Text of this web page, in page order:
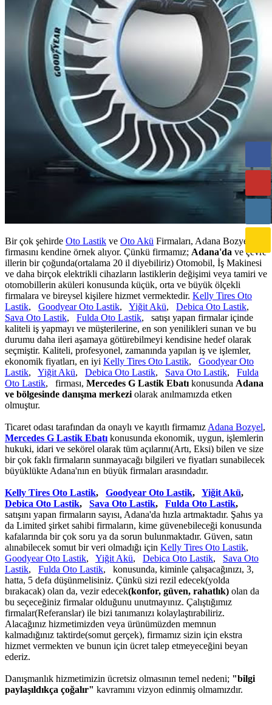
Bir çok şehirde Oto Lastik ve Oto Akü Firmaları, Adana Bozyel
firmasını kendine örnek alıyor. Çünkü firmamız; Adana'da ve çevre
illerin bir çoğunda(ortalama 20 il diyebiliriz) Otomobil, İş Makinesi
ve daha birçok elektrikli cihazların lastiklerin değişimi veya tamiri ve
otomobillerin aküleri konusunda küçük, orta ve büyük ölçekli
firmalara ve bireysel kişilere hizmet vermektedir. Kelly Tires Oto
Lastik, Goodyear Oto Lastik, Yiğit Akü, Debica Oto Lastik,
Sava Oto Lastik, Fulda Oto Lastik, satışı yapan firmalar içinde
kaliteli iş yapmayı ve müşterilerine, en son yenilikleri sunan ve bu
durumu daha ileri aşamaya götürebilmeyi kendisine hedef olarak
seçmiştir. Kaliteli, profesyonel, zamanında yapılan iş ve işlemler,
ekonomik fiyatları, en iyi Kelly Tires Oto Lastik, Goodyear Oto
Lastik, Yiğit Akü, Debica Oto Lastik, Sava Oto Lastik, Fulda
Oto Lastik, firması, Mercedes G Lastik Ebatı konusunda Adana
ve bölgesinde danışma merkezi olarak anılmamızda etken
olmuştur.
Ticaret odası tarafından da onaylı ve kayıtlı firmamız Adana Bozyel,
Mercedes G Lastik Ebatı konusunda ekonomik, uygun, işlemlerin
hukuki, idari ve sekörel olarak tüm açılarını(Artı, Eksi) bilen ve size
bir çok faklı firmaların sunmayacağı bilgileri ve fiyatları sunabilecek
büyüklükte Adana'nın en büyük firmaları arasındadır.
Kelly Tires Oto Lastik, Goodyear Oto Lastik, Yiğit Akü,
Debica Oto Lastik, Sava Oto Lastik, Fulda Oto Lastik,
satışını yapan firmaların sayısı, Adana'da hızla artmaktadır. Şahıs ya
da Limited şirket sahibi firmaların, kime güvenebileceği konusunda
kafalarında bir çok soru ya da sorun bulunmaktadır. Güven, satın
alınabilecek somut bir veri olmadığı için Kelly Tires Oto Lastik,
Goodyear Oto Lastik, Yiğit Akü, Debica Oto Lastik, Sava Oto
Lastik, Fulda Oto Lastik, konusunda, kiminle çalışacağınızı, 3,
hatta, 5 defa düşünmelisiniz. Çünkü sizi rezil edecek(yolda
bırakacak) olan da, vezir edecek(konfor, güven, rahatlık) olan da
bu seçeceğiniz firmalar olduğunu unutmayınız. Çalıştığımız
firmalar(Referanslar) ile bizi tanımanızı kolaylaştırabiliriz.
Alacağınız hizmetimizden veya ürünümüzden memnun
kalmadığınız taktirde(somut gerçek), firmamız sizin için ekstra
hizmet vermekten ve bunun için ücret talep etmeyeceğini beyan
ederiz.
Danışmanlık hizmetimizin ücretsiz olmasının temel nedeni; "bilgi
paylaşıldıkça çoğalır" kavramını vizyon edinmiş olmamızdır.